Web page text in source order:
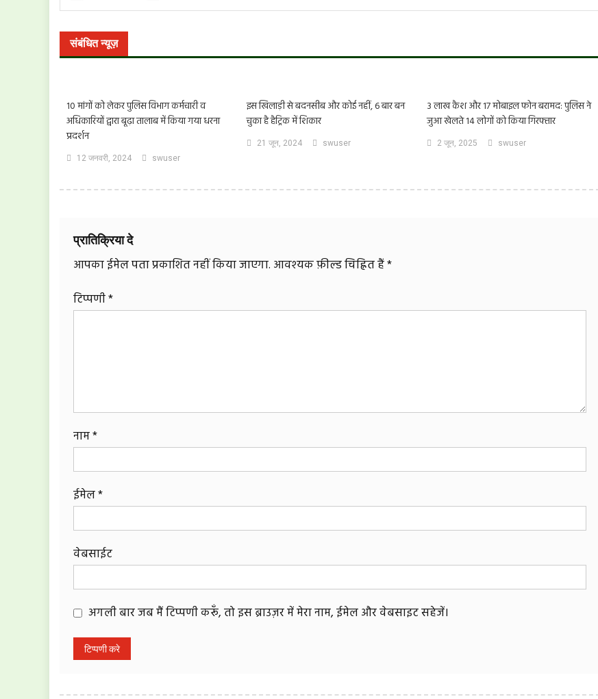
संबंधित न्यूज़
10 मांगों को लेकर पुलिस विभाग कर्मचारी व
अधिकारियों द्वारा बूढ़ा तालाब में किया गया धरना
प्रदर्शन
12 जनवरी, 2024 swuser
इस खिलाड़ी से बदनसीब और कोई नहीं, 6 बार बन
चुका है हैट्रिक में शिकार
21 जून, 2024 swuser
3 लाख कैश और 17 मोबाइल फोन बरामद: पुलिस ने
जुआ खेलते 14 लोगों को किया गिरफ्तार
2 जून, 2025 swuser
प्रातिक्रिया दे
आपका ईमेल पता प्रकाशित नहीं किया जाएगा. आवश्यक फ़ील्ड चिह्नित हैं*
टिप्पणी*
नाम*
ईमेल*
वेबसाईट
अगली बार जब मैं टिप्पणी करूँ, तो इस ब्राउज़र में मेरा नाम, ईमेल और वेबसाइट सहेजें।